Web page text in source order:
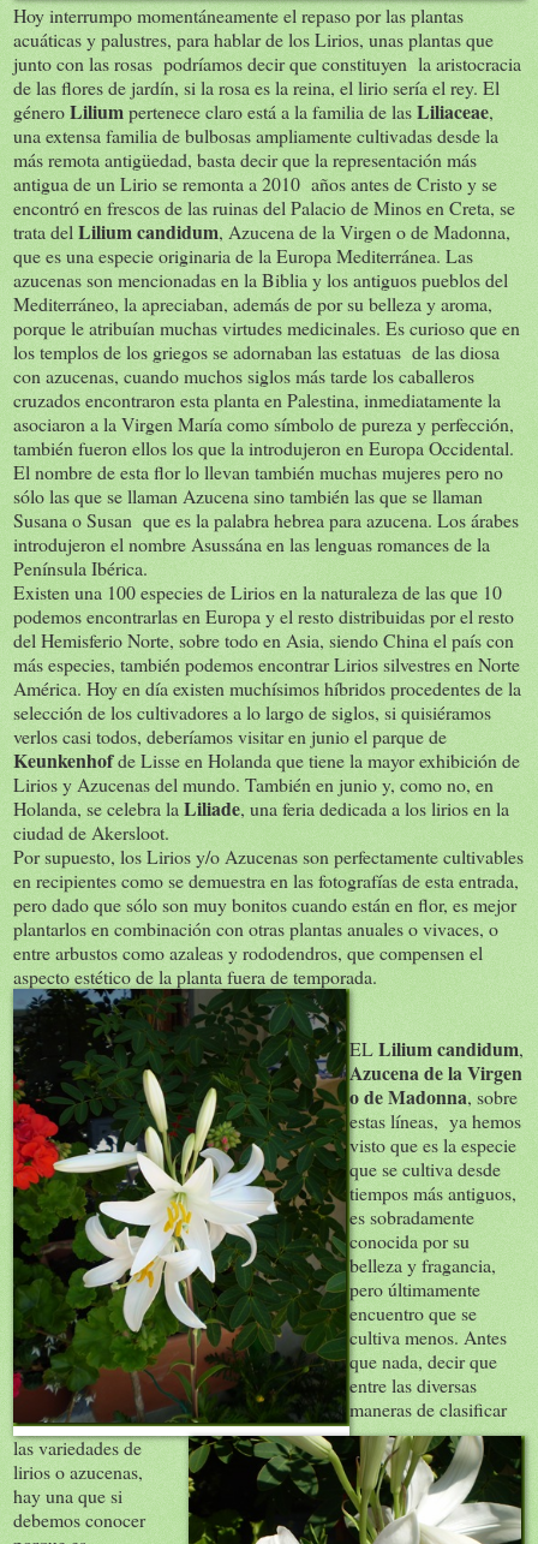
Hoy interrumpo momentáneamente el repaso por las plantas
acuáticas y palustres, para hablar de los Lirios, unas plantas que
junto con las rosas podríamos decir que constituyen la aristocracia
de las flores de jardín, si la rosa es la reina, el lirio sería el rey. El
géneroLiliumpertenece claro está a la familia de lasLiliaceae,
una extensa familia de bulbosas ampliamente cultivadas desde la
más remota antigüedad, basta decir que la representación más
antigua de un Lirio se remonta a 2010 años antes de Cristo y se
encontró en frescos de las ruinas del Palacio de Minos en Creta, se
trata del Lilium candidum, Azucena de la Virgen o de Madonna,
que es una especie originaria de la Europa Mediterránea. Las
azucenas son mencionadas en la Biblia y los antiguos pueblos del
Mediterráneo, la apreciaban, además de por su belleza y aroma,
porque le atribuían muchas virtudes medicinales. Es curioso que en
los templos de los griegos se adornaban las estatuas de las diosa
con azucenas, cuando muchos siglos más tarde los caballeros
cruzados encontraron esta planta en Palestina, inmediatamente la
asociaron a la Virgen María como símbolo de pureza y perfección,
también fueron ellos los que la introdujeron en Europa Occidental.
El nombre de esta flor lo llevan también muchas mujeres pero no
sólo las que se llaman Azucena sino también las que se llaman
Susana o Susan que es la palabra hebrea para azucena. Los árabes
introdujeron el nombre Asussána en las lenguas romances de la
Península Ibérica.
Existen una 100 especies de Lirios en la naturaleza de las que 10
podemos encontrarlas en Europa y el resto distribuidas por el resto
del Hemisferio Norte, sobre todo en Asia, siendo China el país con
más especies, también podemos encontrar Lirios silvestres en Norte
América. Hoy en día existen muchísimos híbridos procedentes de la
selección de los cultivadores a lo largo de siglos, si quisiéramos
verlos casi todos, deberíamos visitar en junio el parque de
Keunkenhofde Lisse en Holanda que tiene la mayor exhibición de
Lirios y Azucenas del mundo. También en junio y, como no, en
Holanda, se celebra la Liliade, una feria dedicada a los lirios en la
ciudad de Akersloot.
Por supuesto, los Lirios y/o Azucenas son perfectamente cultivables
en recipientes como se demuestra en las fotografías de esta entrada,
pero dado que sólo son muy bonitos cuando están en flor, es mejor
plantarlos en combinación con otras plantas anuales o vivaces, o
entre arbustos como azaleas y rododendros, que compensen el
aspecto estético de la planta fuera de temporada.
ELLilium candidum,
Azucena de la Virgen
o de Madonna, sobre
estas líneas, ya hemos
visto que es la especie
que se cultiva desde
tiempos más antiguos,
es sobradamente
conocida por su
belleza y fragancia,
pero últimamente
encuentro que se
cultiva menos. Antes
que nada, decir que
entre las diversas
maneras de clasificar
las variedades de
lirios o azucenas,
hay una que si
debemos conocer